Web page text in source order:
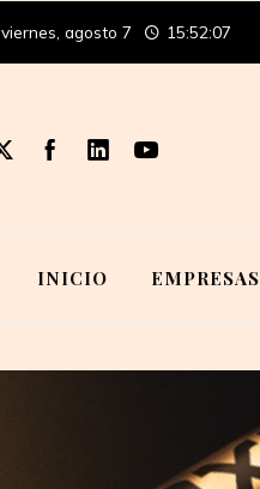
viernes, agosto 7 15:52:07
INICIO EMPRESAS